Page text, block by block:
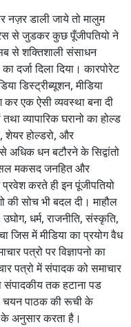
नज़र डाली जाये तो मालुम
से जुडकर कुछ पूँजीपतियो ने
से शक्तिशाली संसाधन
दर्जा दिला दिया। कारपोरेट
डिस्ट्रीब्यूशन, मीडिया
कर एक ऐसी व्यवस्था बना दी
व्यापारिक घरानो का होल्ड
शेयर होल्डरो, और
अधिक धन बटौरने के सिद्वांतो
मकसद जनहित और
प्रवेश करते ही इन पूंजीपतियो
की सोच भी बदल दी। माहौल
धर्म, राजनीति, संस्कृति,
जिस में मीडिया का प्रयोग वैध
पत्रो पर विज्ञापनो का
पत्रो में संपादक को समाचार
संपादकीय तक हटाना पड
चयन पाठक की रूची के
के अनुसार करता है।